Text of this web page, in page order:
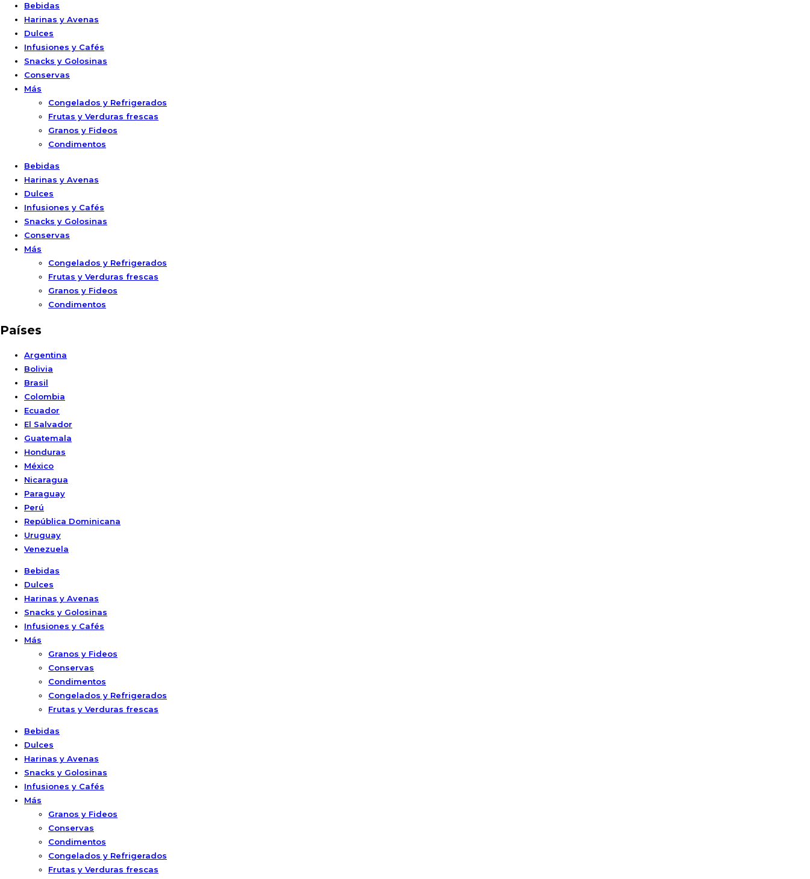
Bebidas
Harinas y Avenas
Dulces
Infusiones y Cafés
Snacks y Golosinas
Conservas
Más
Congelados y Refrigerados
Frutas y Verduras frescas
Granos y Fideos
Condimentos
Bebidas
Harinas y Avenas
Dulces
Infusiones y Cafés
Snacks y Golosinas
Conservas
Más
Congelados y Refrigerados
Frutas y Verduras frescas
Granos y Fideos
Condimentos
Países
Argentina
Bolivia
Brasil
Colombia
Ecuador
El Salvador
Guatemala
Honduras
México
Nicaragua
Paraguay
Perú
República Dominicana
Uruguay
Venezuela
Bebidas
Dulces
Harinas y Avenas
Snacks y Golosinas
Infusiones y Cafés
Más
Granos y Fideos
Conservas
Condimentos
Congelados y Refrigerados
Frutas y Verduras frescas
Bebidas
Dulces
Harinas y Avenas
Snacks y Golosinas
Infusiones y Cafés
Más
Granos y Fideos
Conservas
Condimentos
Congelados y Refrigerados
Frutas y Verduras frescas